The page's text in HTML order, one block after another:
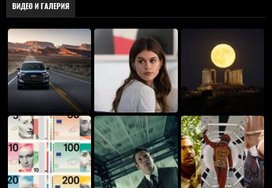
ВИДЕО И ГАЛЕРИЯ